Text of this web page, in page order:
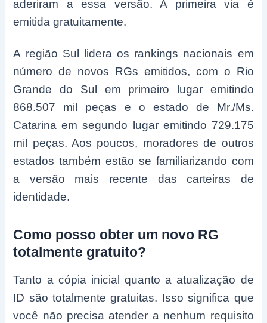
aderiram a essa versão. A primeira via é
emitida gratuitamente.
A região Sul lidera os rankings nacionais em
número de novos RGs emitidos, com o Rio
Grande do Sul em primeiro lugar emitindo
868.507 mil peças e o estado de Mr./Ms.
Catarina em segundo lugar emitindo 729.175
mil peças. Aos poucos, moradores de outros
estados também estão se familiarizando com
a versão mais recente das carteiras de
identidade.
Como posso obter um novo RG
totalmente gratuito?
Tanto a cópia inicial quanto a atualização de
ID são totalmente gratuitas. Isso significa que
você não precisa atender a nenhum requisito